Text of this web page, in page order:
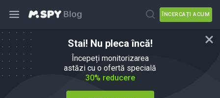
ÎNCERCAȚI ACUM
Stai! Nu pleca încă!
Începeți monitorizarea
astăzi cu o ofertă specială
30% reducere
Sfaturi pentru părinți